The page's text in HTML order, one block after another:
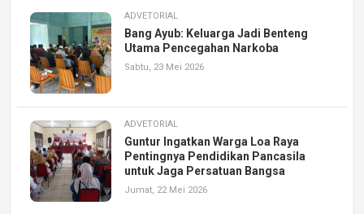
ADVETORIAL
Bang Ayub: Keluarga Jadi Benteng
Utama Pencegahan Narkoba
Sabtu, 23 Mei 2026
ADVETORIAL
Guntur Ingatkan Warga Loa Raya
Pentingnya Pendidikan Pancasila
untuk Jaga Persatuan Bangsa
Jumat, 22 Mei 2026